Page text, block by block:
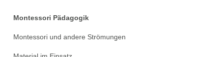
Montessori Pädagogik
Montessori und andere Strömungen